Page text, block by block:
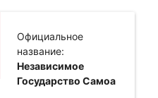
Официальное
название:
Независимое
Государство Самоа